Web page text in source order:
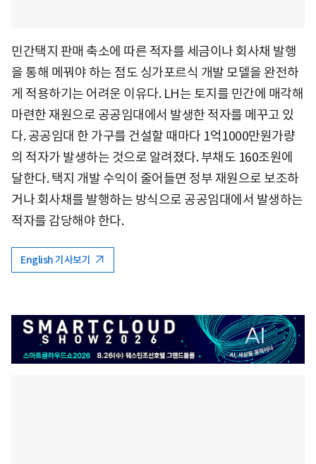
민간택지 판매 축소에 따른 적자를 세금이나 회사채 발행
을 통해 메꿔야 하는 점도 싱가포르식 개발 모델을 완전하
게 적용하기는 어려운 이유다. LH는 토지를 민간에 매각해
마련한 재원으로 공공임대에서 발생한 적자를 메꾸고 있
다. 공공임대 한 가구를 건설할 때마다 1억1000만원가량
의 적자가 발생하는 것으로 알려졌다. 부채도 160조원에
달한다. 택지 개발 수익이 줄어들면 정부 재원으로 보조하
거나 회사채를 발행하는 방식으로 공공임대에서 발생하는
적자를 감당해야 한다.
English 기사보기